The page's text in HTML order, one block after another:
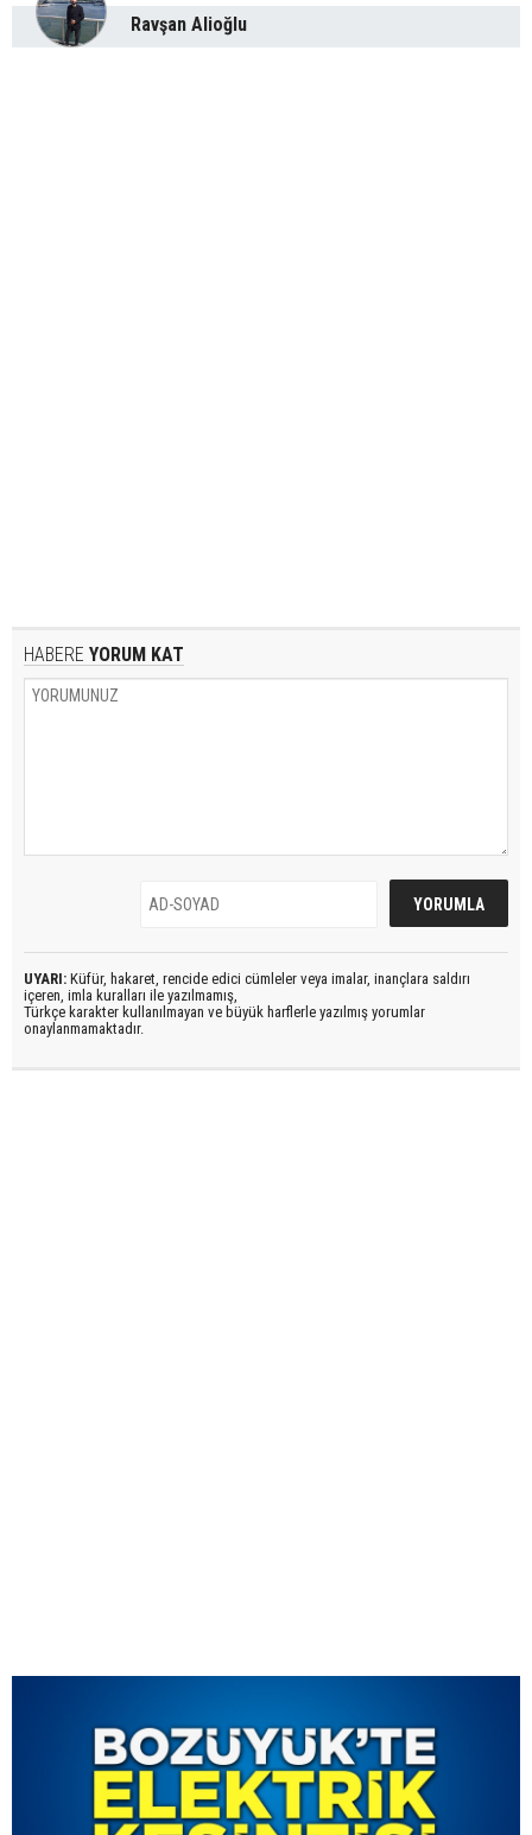
Ravşan Alioğlu
HABERE YORUM KAT
UYARI: Küfür, hakaret, rencide edici cümleler veya imalar, inançlara saldırı
içeren, imla kuralları ile yazılmamış,
Türkçe karakter kullanılmayan ve büyük harflerle yazılmış yorumlar
onaylanmamaktadır.